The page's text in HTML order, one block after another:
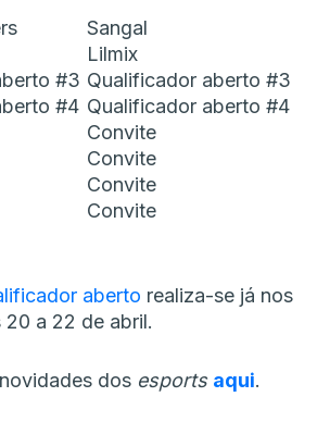
Sangal
Lilmix
#3 Qualificador aberto #3
#4 Qualificador aberto #4
Convite
Convite
Convite
Convite
aberto realiza-se já nos
20 a 22 de abril.
dos esports aqui.